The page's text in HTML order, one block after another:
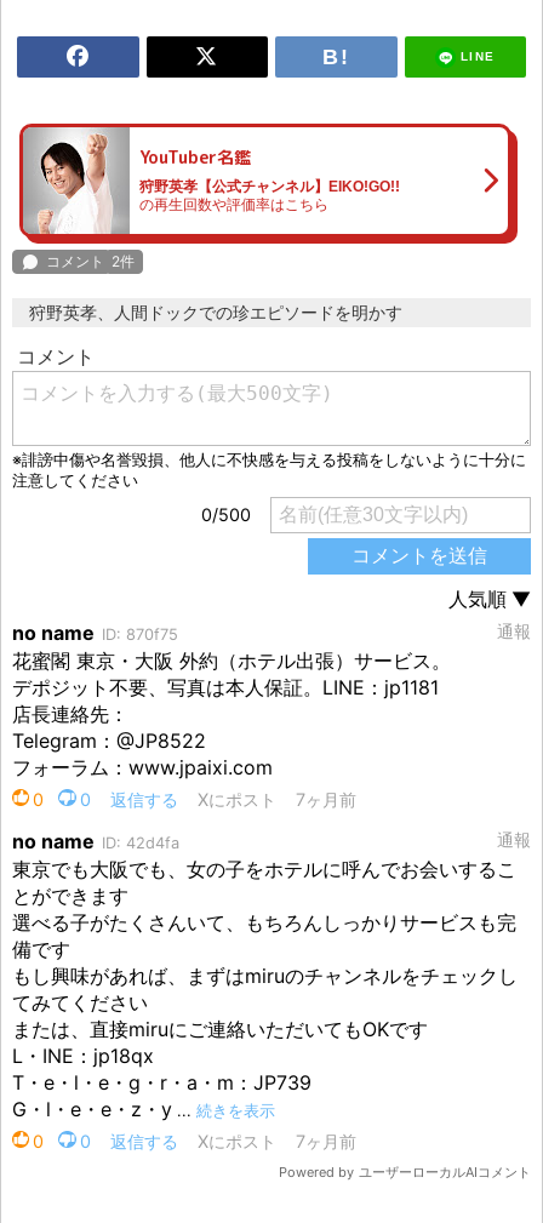
LINE
YouTuber名鑑
狩野英孝【公式チャンネル】EIKO!GO!!
の再生回数や評価率はこちら
狩野英孝、人間ドックでの珍エピソードを明かす